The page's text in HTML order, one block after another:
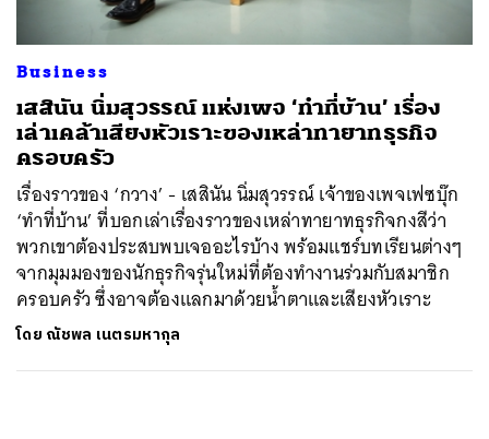
Business
เสสินัน นิ่มสุวรรณ์ แห่งเพจ ‘ทำที่บ้าน’ เรื่อง
เล่าเคล้าเสียงหัวเราะของเหล่าทายาทธุรกิจ
ครอบครัว
เรื่องราวของ ‘กวาง’ - เสสินัน นิ่มสุวรรณ์ เจ้าของเพจเฟซบุ๊ก
‘ทำที่บ้าน’ ที่บอกเล่าเรื่องราวของเหล่าทายาทธุรกิจกงสีว่า
พวกเขาต้องประสบพบเจออะไรบ้าง พร้อมแชร์บทเรียนต่างๆ
จากมุมมองของนักธุรกิจรุ่นใหม่ที่ต้องทำงานร่วมกับสมาชิก
ครอบครัว ซึ่งอาจต้องแลกมาด้วยน้ำตาและเสียงหัวเราะ
โดย ณัชพล เนตรมหากุล